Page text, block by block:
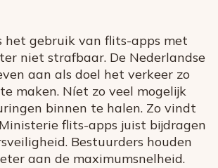
het gebruik van flits-apps met
niet strafbaar. De Nederlandse
aan als doel het verkeer zo
maken. Níet zo veel mogelijk
binnen te halen. Zo vindt
flits-apps juist bijdragen
Bestuurders houden
aan de maximumsnelheid.